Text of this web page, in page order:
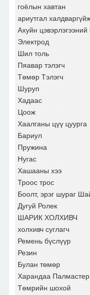
гоёлын хавтан
ариутгал
Ахуйн цэвэрлэгээний
Электрод
Шил толь
Пяавар тэлэгч
Төмөр Тэлэгч
Шуруп
Хадаас
Цоож
Хаалганы цүү цуурга
Бариул
Пружина
Нугас
Хашааны хээ
Троос трос
Боолт, эрэг шураг
Дугуй Ролек
ШАРИК ХОЛХИВЧ
холхивч суглагч
Ремень бүслүүр
Резин
Булан төмөр
Харандаа Палмастер
Төмрийн шохой